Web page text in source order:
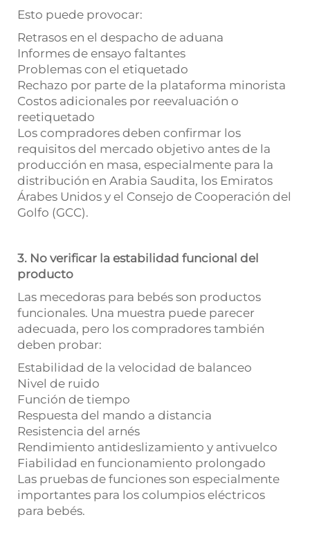
Esto puede provocar:
Retrasos en el despacho de aduana
Informes de ensayo faltantes
Problemas con el etiquetado
Rechazo por parte de la plataforma minorista
Costos adicionales por reevaluación o
reetiquetado
Los compradores deben confirmar los
requisitos del mercado objetivo antes de la
producción en masa, especialmente para la
distribución en Arabia Saudita, los Emiratos
Árabes Unidos y el Consejo de Cooperación del
Golfo (GCC).
3. No verificar la estabilidad funcional del
producto
Las mecedoras para bebés son productos
funcionales. Una muestra puede parecer
adecuada, pero los compradores también
deben probar:
Estabilidad de la velocidad de balanceo
Nivel de ruido
Función de tiempo
Respuesta del mando a distancia
Resistencia del arnés
Rendimiento antideslizamiento y antivuelco
Fiabilidad en funcionamiento prolongado
Las pruebas de funciones son especialmente
importantes para los columpios eléctricos
para bebés.